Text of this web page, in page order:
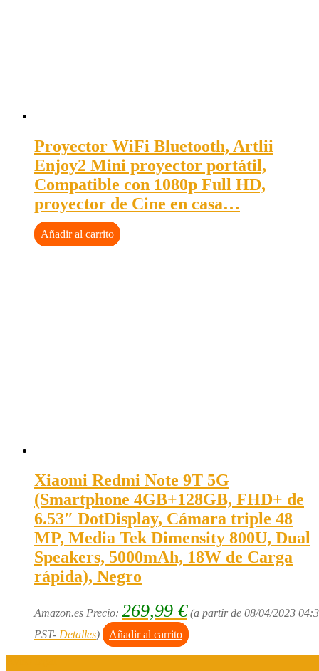
Proyector WiFi Bluetooth, Artlii
Enjoy2 Mini proyector portátil,
Compatible con 1080p Full HD,
proyector de Cine en casa…
Añadir al carrito
Xiaomi Redmi Note 9T 5G
(Smartphone 4GB+128GB, FHD+ de
6.53″ DotDisplay, Cámara triple 48
MP, Media Tek Dimensity 800U, Dual
Speakers, 5000mAh, 18W de Carga
rápida), Negro
Amazon.es Precio: 269,99 € (a partir de 08/04/2023
PST- Detalles) Añadir al carrito